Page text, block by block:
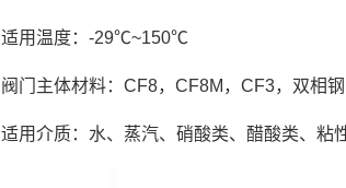
适用温度：-29℃~150℃
阀门主体材料：CF8，CF8M，CF3，双相
适用介质：水、蒸汽、硝酸类、醋酸类、粘